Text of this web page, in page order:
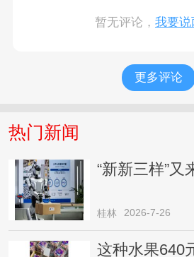
暂无评论， 我要说
更多评论
热门新闻
“新新三样”又
桂林 2026-7-26
这种水果640